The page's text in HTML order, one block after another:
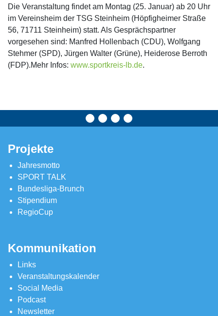
Die Veranstaltung findet am Montag (25. Januar) ab 20 Uhr
im Vereinsheim der TSG Steinheim (Höpfigheimer Straße
56, 71711 Steinheim) statt. Als Gesprächspartner
vorgesehen sind: Manfred Hollenbach (CDU), Wolfgang
Stehmer (SPD), Jürgen Walter (Grüne), Heiderose Berroth
(FDP).Mehr Infos: www.sportkreis-lb.de.
Projekte
Jahresmotto
SPORT TALK
Bundesliga-Brunch
Stipendium
RegioCup
Kommunikation
Links
Veranstaltungskalender
Social Media
Podcast
Newsletter